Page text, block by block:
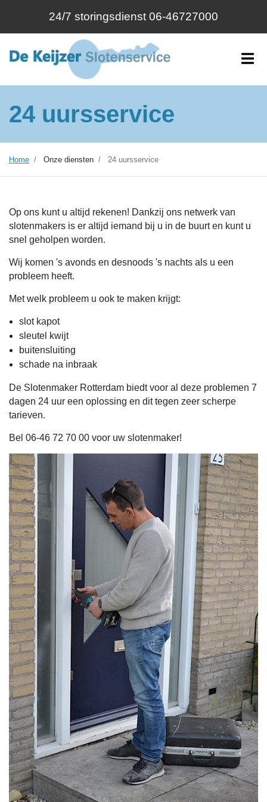
24/7 storingsdienst 06-46727000
24 uursservice
Home Onze diensten 24 uursservice
Op ons kunt u altijd rekenen! Dankzij ons netwerk van
slotenmakers is er altijd iemand bij u in de buurt en kunt u
snel geholpen worden.
Wij komen 's avonds en desnoods 's nachts als u een
probleem heeft.
Met welk probleem u ook te maken krijgt:
slot kapot
sleutel kwijt
buitensluiting
schade na inbraak
De Slotenmaker Rotterdam biedt voor al deze problemen 7
dagen 24 uur een oplossing en dit tegen zeer scherpe
tarieven.
Bel 06-46 72 70 00 voor uw slotenmaker!